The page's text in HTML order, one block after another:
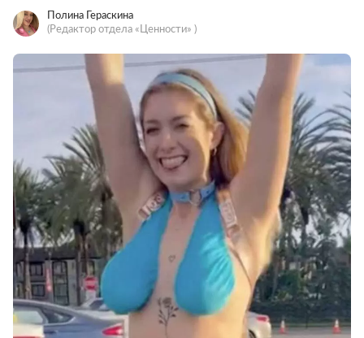
Полина Гераскина
(Редактор отдела «Ценности» )